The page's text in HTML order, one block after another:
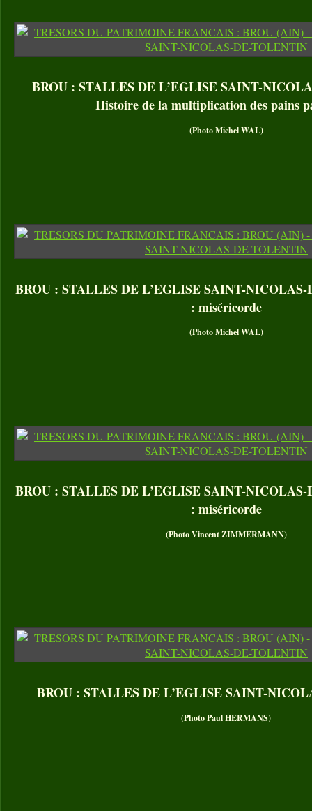
BROU : STALLES DE L’EGLISE SAINT-
Histoire de la multiplication des pains
(Photo Michel WAL)
BROU : STALLES DE L’EGLISE SAINT-
: miséricorde
(Photo Michel WAL)
BROU : STALLES DE L’EGLISE SAINT-
: miséricorde
(Photo Vincent ZIMMERMANN)
BROU : STALLES DE L’EGLISE SAINT-
(Photo Paul HERMANS)